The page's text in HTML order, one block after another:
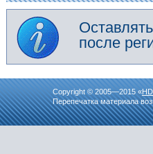
после
Copyright © 2005—2015 «
Перепечатка материала